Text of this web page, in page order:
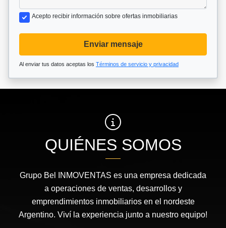
Acepto recibir información sobre ofertas inmobiliarias
Enviar mensaje
Al enviar tus datos aceptas los Términos de servicio y privacidad
QUIÉNES SOMOS
Grupo Bel INMOVENTAS es una empresa dedicada
a operaciones de ventas, desarrollos y
emprendimientos inmobiliarios en el nordeste
Argentino. Viví la experiencia junto a nuestro equipo!